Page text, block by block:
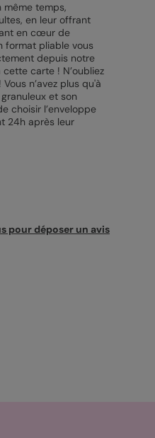
même temps,
en leur offrant
en cœur de
format pliable vous
depuis notre
carte ! N’oubliez
n’avez plus qu'à
et son
choisir l’enveloppe
24h après leur
pour déposer un avis